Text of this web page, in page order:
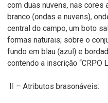
com duas nuvens, nas cores
branco (ondas e nuvens),
central do campo, um boto
formas naturais; sobre o
fundo em blau (azul) e
contendo a inscrição “CRPO
II – Atributos brasonáveis: